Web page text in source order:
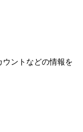
ウントなどの情報を